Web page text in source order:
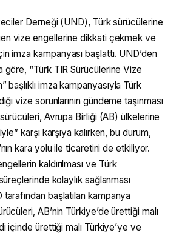
Derneği (UND), Türk sürücülerine
vize engellerine dikkati çekmek ve
imza kampanyası başlattı. UND’den
göre, “Türk TIR Sürücülerine Vize
başlıklı imza kampanyasıyla Türk
vize sorunlarının gündeme taşınması
Avrupa Birliği (AB) ülkelerine
karşı karşıya kalırken, bu durum,
kara yolu ile ticaretini de etkiliyor.
kaldırılması ve Türk
kolaylık sağlanması
başlatılan kampanya
AB’nin Türkiye’de ürettiği malı
içinde ürettiği malı Türkiye’ye ve